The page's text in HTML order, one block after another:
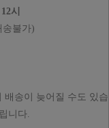
시
송불가)
배송이 늦어질 수도 있습
니다.